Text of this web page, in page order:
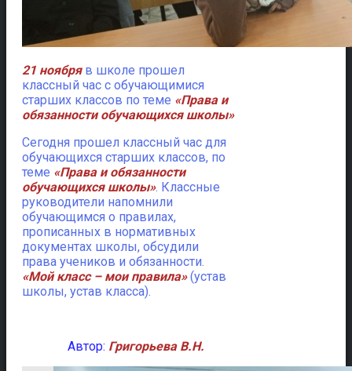
21 ноябряв школе прошел
классный час с обучающимися
старших классов по теме «Права и
обязанности обучающихся школы»
Сегодня прошел классный час для
обучающихся старших классов, по
теме «Права и обязанности
обучающихся школы». Классные
руководители напомнили
обучающимся о правилах,
прописанных в нормативных
документах школы, обсудили
права учеников и обязанности.
«Мой класс – мои правила»(устав
школы, устав класса).
Автор: Григорьева В.Н.